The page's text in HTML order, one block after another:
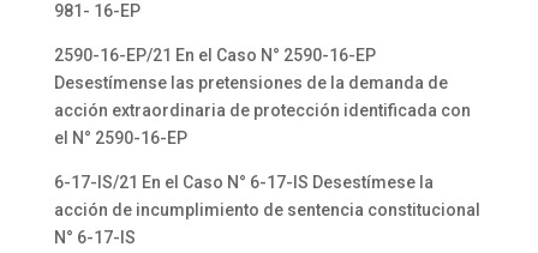
981- 16-EP
2590-16-EP/21 En el Caso N° 2590-16-EP
Desestímense las pretensiones de la demanda de
acción extraordinaria de protección identificada con
el N° 2590-16-EP
6-17-IS/21 En el Caso N° 6-17-IS Desestímese la
acción de incumplimiento de sentencia constitucional
N° 6-17-IS